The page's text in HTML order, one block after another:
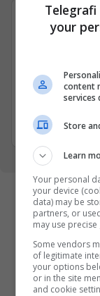
Avedo
31 Korrik 2026
your
content
services
Store
Learn
Your personal
your device
data) may be
partners, or
may use
Some vendors
of legitimate
your options
or in the site
and cookie